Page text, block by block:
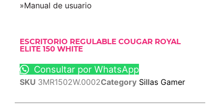
»Manual de usuario
ESCRITORIO REGULABLE COUGAR ROYAL
ELITE 150 WHITE
Consultar por WhatsApp
SKU 3MR1502W.0002Category Sillas Gamer